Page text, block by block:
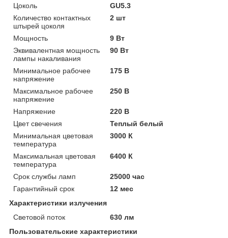
Цоколь
GU5.3
Количество контактных
штырей цоколя
2 шт
Мощность
9 Вт
Эквивалентная мощность
лампы накаливания
90 Вт
Минимальное рабочее
напряжение
175 В
Максимальное рабочее
напряжение
250 В
Напряжение
220 В
Цвет свечения
Теплый белый
Минимальная цветовая
температура
3000 К
Максимальная цветовая
температура
6400 К
Срок службы ламп
25000 час
Гарантийный срок
12 мес
Характеристики излучения
Световой поток
630 лм
Пользовательские характеристики